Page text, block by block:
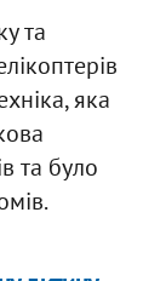
та
яка
та було